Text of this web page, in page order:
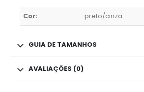
Cor: preto/cinza
GUIA DE TAMANHOS
AVALIAÇÕES (0)